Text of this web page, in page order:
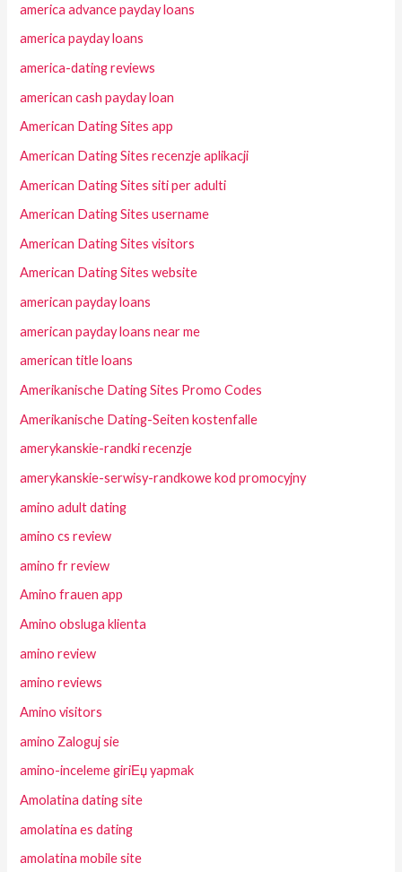
america advance payday loans
america payday loans
america-dating reviews
american cash payday loan
American Dating Sites app
American Dating Sites recenzje aplikacji
American Dating Sites siti per adulti
American Dating Sites username
American Dating Sites visitors
American Dating Sites website
american payday loans
american payday loans near me
american title loans
Amerikanische Dating Sites Promo Codes
Amerikanische Dating-Seiten kostenfalle
amerykanskie-randki recenzje
amerykanskie-serwisy-randkowe kod promocyjny
amino adult dating
amino cs review
amino fr review
Amino frauen app
Amino obsluga klienta
amino review
amino reviews
Amino visitors
amino Zaloguj sie
amino-inceleme giriЕџ yapmak
Amolatina dating site
amolatina es dating
amolatina mobile site